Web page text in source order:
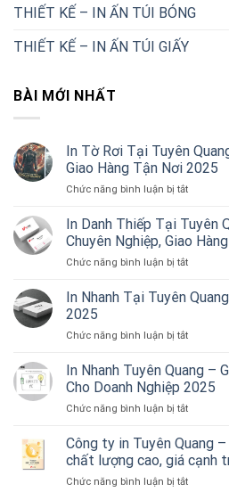
THIẾT KẾ – IN ẤN TÚI BÓNG
THIẾT KẾ – IN ẤN TÚI GIẤY
BÀI MỚI NHẤT
In Tờ Rơi Tại Tuyên
Giao Hàng Tận Nơi 2025
Chức năng bình luận bị tắtở
Tờ
Rơi
Tại
Tuyên
–
Đẹp
Giao
Hàng
Nơi
In Danh Thiếp Tại Tuyên
Chuyên Nghiệp, Giao
Chức năng bình luận bị tắtở
Danh
Thiếp
Tuyên
–
Sang
Chuyên
Giao
Hàng
Nơi
In Nhanh Tại Tuyên
2025
Chức năng bình luận bị tắtở
Nhanh
Tại
Tuyên
Quang
Đẹp,
Rẻ,
Giao
Tận
In Nhanh Tuyên Quang –
Cho Doanh Nghiệp 2025
Chức năng bình luận bị tắtở
Nhanh
Tuyên
Quang
–
Công ty in Tuyên Quang
chất lượng cao, giá cạnh
Chức năng bình luận bị tắtở